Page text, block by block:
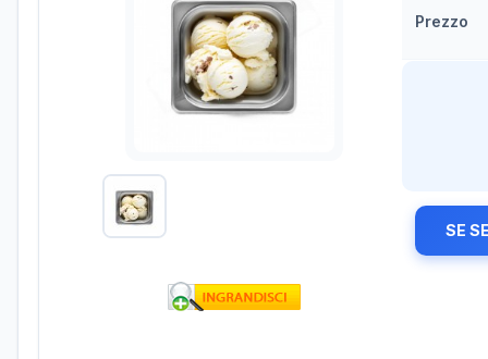
Prezzo
SE